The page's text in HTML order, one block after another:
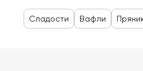
Сладости Вафли